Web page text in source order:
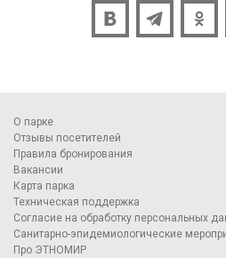
О парке
Отзывы посетителей
Правила бронирования
Вакансии
Карта парка
Техническая поддержка
Согласие на обработку персональных
Санитарно-эпидемиологические
Про ЭТНОМИР